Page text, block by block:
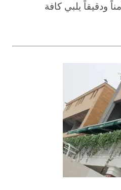
ودقيقاً يلبي كافة